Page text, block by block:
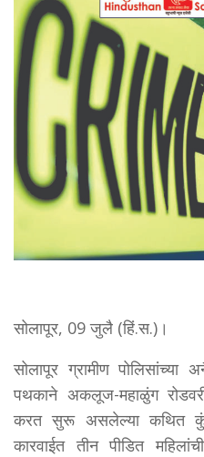
सोलापूर, 09 जुलै (हिं.स.)।
सोलापूर ग्रामीण पोलिसांच्या
पथकाने अकलूज-महाळुंग
करत सुरू असलेल्या कथित
कारवाईत तीन पीडित